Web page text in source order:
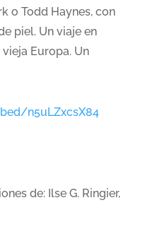
o Todd Haynes, con
piel. Un viaje en
Europa. Un
n5uLZxcsX84
de: Ilse G. Ringier,